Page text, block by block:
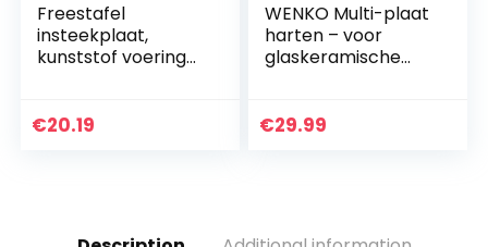
Freestafel
insteekplaat,
kunststof voering
schroeven voor
€20.19
WENKO Multi-plaat
harten – voor
glaskeramische
glas, 56 x 0,5 x 50
€29.99